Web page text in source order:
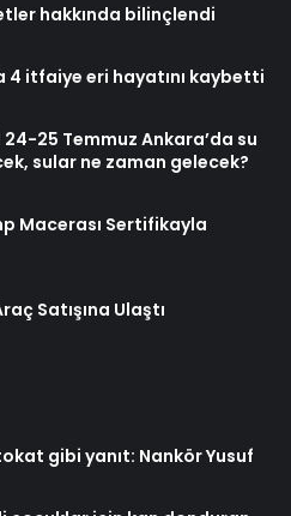
hakkında bilinçlendi
4 itfaiye eri hayatını kaybetti
25 Temmuz Ankara’da su
sular ne zaman gelecek?
Macerası Sertifikayla
Satışına Ulaştı
gibi yanıt: Nankör Yusuf